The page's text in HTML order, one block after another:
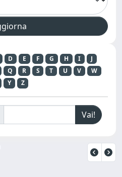
D E F G H I
J
Q R S T U V
W
Y Z